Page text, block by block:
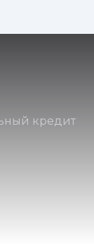
кредит